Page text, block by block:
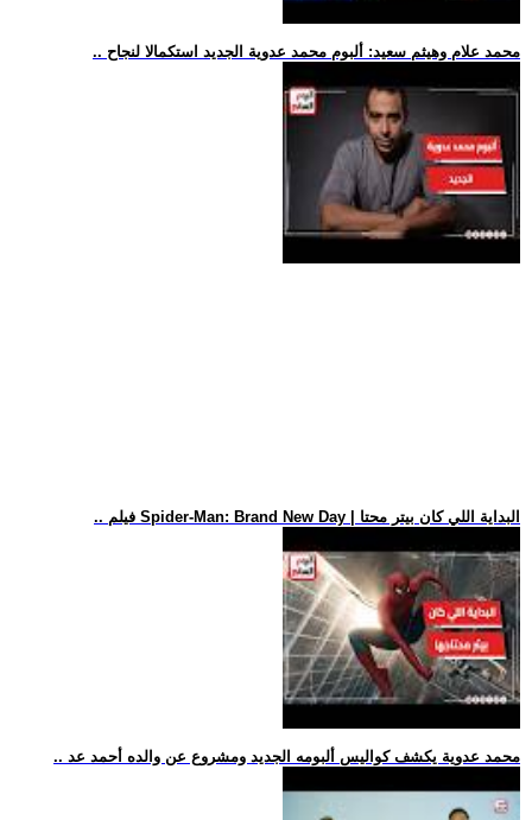
.. محمد علام وهيثم سعيد: ألبوم محمد عدوية الجديد استكمالا لنجاح
.. فيلم Spider-Man: Brand New Day | البداية اللي كان بيتر محتا
.. محمد عدوية يكشف كواليس ألبومه الجديد ومشروع عن والده أحمد عد